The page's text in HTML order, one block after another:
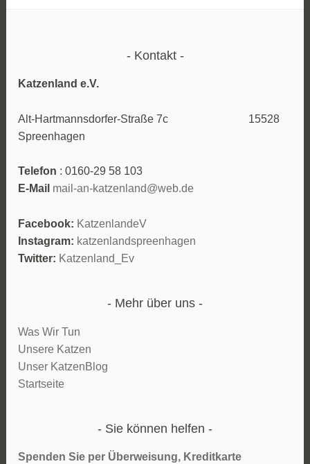
Kontakt
Katzenland e.V.
Alt-Hartmannsdorfer-Straße 7c 15528
Spreenhagen
Telefon : 0160-29 58 103
E-Mail mail-an-katzenland@web.de
Facebook: KatzenlandeV
Instagram: katzenlandspreenhagen
Twitter: Katzenland_Ev
Mehr über uns
Was Wir Tun
Unsere Katzen
Unser KatzenBlog
Startseite
Sie können helfen
Spenden Sie per Überweisung, Kreditkarte